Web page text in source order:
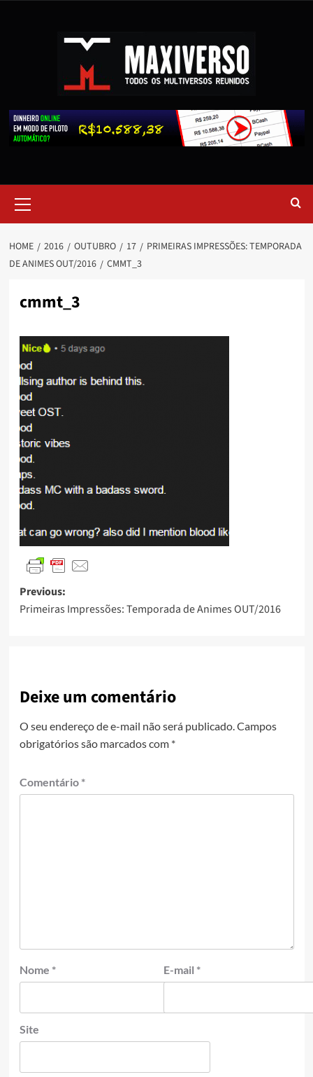
HOME 2016 OUTUBRO 17
PRIMEIRAS IMPRESSÕES: TEMPORADA
DE ANIMES OUT/2016
CMMT_3
cmmt_3
Previous:
Primeiras Impressões: Temporada de Animes OUT/2016
Deixe um comentário
O seu endereço de e-mail não será publicado. Campos
obrigatórios são marcados com *
Comentário *
Nome * E-mail *
Site